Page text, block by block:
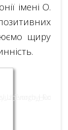
імені О.
щиру